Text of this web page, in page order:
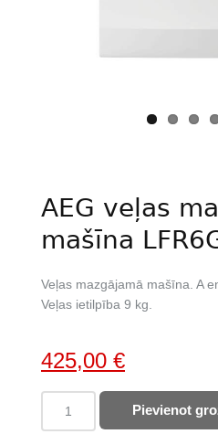
AEG veļas
mašīna
Veļas mazgājamā mašīna. A
Veļas ietilpība 9 kg.
Original
price
was:
425,00 €Current
price
is:
veļas
Pievienot